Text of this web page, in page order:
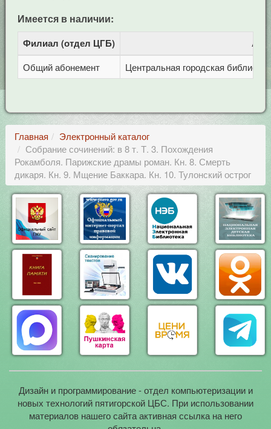
Имеется в наличии:
Филиал (отдел ЦГБ)
Общий абонемент Центральная городская
Главная
Электронный каталог
Собрание сочинений: в 8 т. Т. 3. Похождения
Рокамболя. Парижские драмы роман. Кн. 8. Смерть
дикаря. Кн. 9. Мщение Баккара. Кн. 10. Тулонский острог
Дизайн и программирование - отдел компьютеризации и
новых технологий пятигорской ЦБС. При использовании
материалов нашего сайта активная ссылка на него